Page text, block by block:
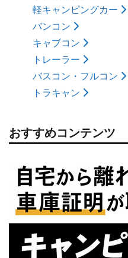
軽キャンピングカー
バンコン
キャブコン
トレーラー
バスコン・フルコン
トラキャン
おすすめコンテンツ